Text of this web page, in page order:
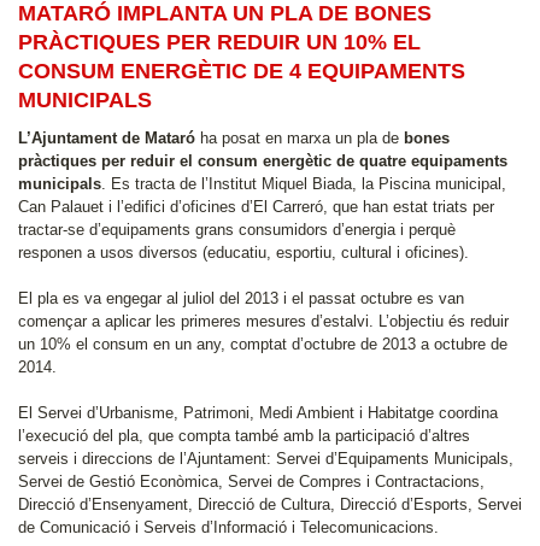
MATARÓ IMPLANTA UN PLA DE BONES
PRÀCTIQUES PER REDUIR UN 10% EL
CONSUM ENERGÈTIC DE 4 EQUIPAMENTS
MUNICIPALS
L’Ajuntament de Mataró ha posat en marxa un pla de bones
pràctiques per reduir el consum energètic de quatre equipaments
municipals. Es tracta de l’Institut Miquel Biada, la Piscina municipal,
Can Palauet i l’edifici d’oficines d’El Carreró, que han estat triats per
tractar-se d’equipaments grans consumidors d’energia i perquè
responen a usos diversos (educatiu, esportiu, cultural i oficines).
El pla es va engegar al juliol del 2013 i el passat octubre es van
començar a aplicar les primeres mesures d’estalvi. L’objectiu és reduir
un 10% el consum en un any, comptat d’octubre de 2013 a octubre de
2014.
El Servei d’Urbanisme, Patrimoni, Medi Ambient i Habitatge coordina
l’execució del pla, que compta també amb la participació d’altres
serveis i direccions de l’Ajuntament: Servei d’Equipaments Municipals,
Servei de Gestió Econòmica, Servei de Compres i Contractacions,
Direcció d’Ensenyament, Direcció de Cultura, Direcció d’Esports, Servei
de Comunicació i Serveis d’Informació i Telecomunicacions.